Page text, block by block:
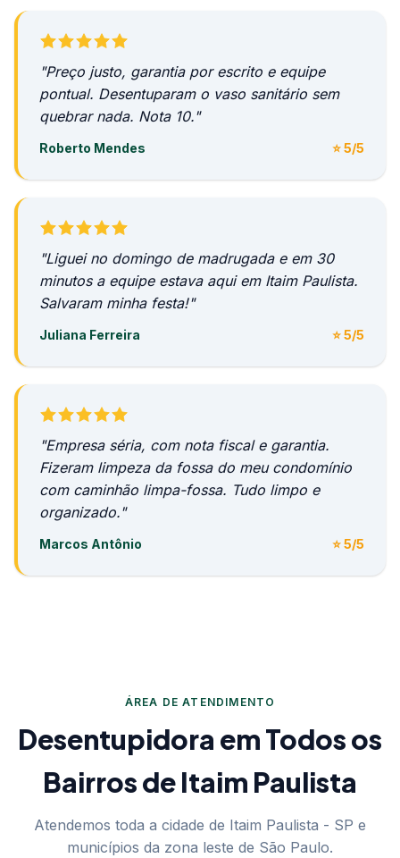
"Preço justo, garantia por escrito e equipe
pontual. Desentuparam o vaso sanitário sem
quebrar nada. Nota 10."
Roberto Mendes ⭐ 5/5
"Liguei no domingo de madrugada e em 30
minutos a equipe estava aqui em Itaim Paulista.
Salvaram minha festa!"
Juliana Ferreira ⭐ 5/5
"Empresa séria, com nota fiscal e garantia.
Fizeram limpeza da fossa do meu condomínio
com caminhão limpa-fossa. Tudo limpo e
organizado."
Marcos Antônio ⭐ 5/5
ÁREA DE ATENDIMENTO
Desentupidora em Todos os
Bairros de Itaim Paulista
Atendemos toda a cidade de Itaim Paulista - SP e
municípios da zona leste de São Paulo.